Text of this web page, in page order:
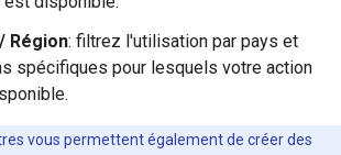
Région: filtrez l'utilisation par pays et
spécifiques pour lesquels votre action
vous permettent également de créer des